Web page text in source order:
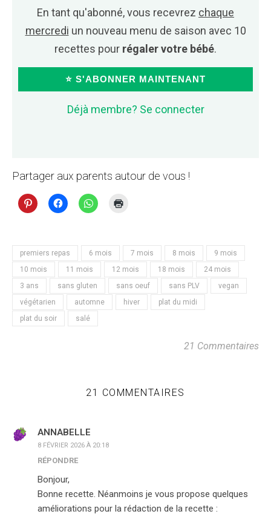
En tant qu'abonné, vous recevrez chaque
mercredi un nouveau menu de saison avec 10
recettes pour régaler votre bébé.
⭐ S'ABONNER MAINTENANT
Déjà membre? Se connecter
Partager aux parents autour de vous !
premiers repas 6 mois 7 mois 8 mois
9 mois
10 mois
11 mois 12 mois 18 mois
24 mois
3 ans
sans gluten sans oeuf sans PLV
vegan
végétarien
automne hiver
plat du midi
plat du soir
salé
21 Commentaires
21 COMMENTAIRES
ANNABELLE
8 FÉVRIER 2026 À 20:18
RÉPONDRE
Bonjour,
Bonne recette. Néanmoins je vous propose quelques
améliorations pour la rédaction de la recette :